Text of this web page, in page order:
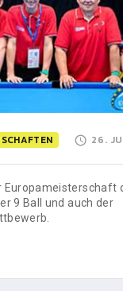
26.
Europameisterschaft
9 Ball und auch der